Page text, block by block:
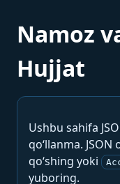
Namoz
Hujjat
Ushbu sahifa
qo‘llanma.
qo‘shing yoki
yuboring.